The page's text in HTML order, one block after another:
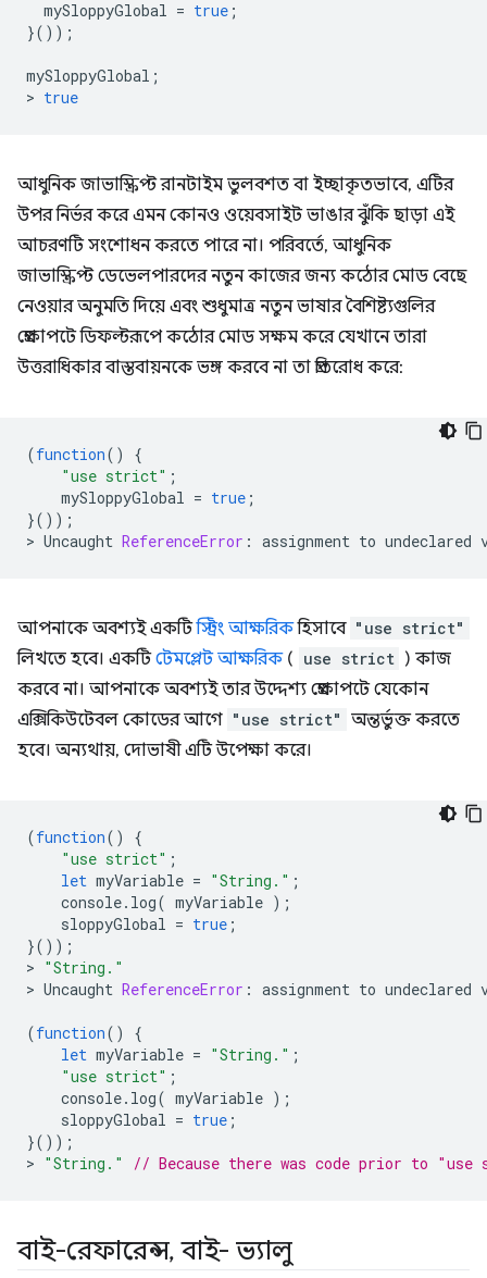
mySloppyGlobal = true ;
}());
mySloppyGlobal ;
> true
আধুনিক জাভাস্ক্রিপ্ট রানটাইম ভুলবশত বা ইচ্ছাকৃতভাবে, এটির
উপর নির্ভর করে এমন কোনও ওয়েবসাইট ভাঙার ঝুঁকি ছাড়া এই
আচরণটি সংশোধন করতে পারে না। পরিবর্তে, আধুনিক
জাভাস্ক্রিপ্ট ডেভেলপারদের নতুন কাজের জন্য কঠোর মোড বেছে
নেওয়ার অনুমতি দিয়ে এবং শুধুমাত্র নতুন ভাষার বৈশিষ্ট্যগুলির
প্রেক্ষাপটে ডিফল্টরূপে কঠোর মোড সক্ষম করে যেখানে তারা
উত্তরাধিকার বাস্তবায়নকে ভঙ্গ করবে না তা প্রতিরোধ করে:
(function()
{
"use strict" ;
mySloppyGlobal = true ;
}());
> Uncaught ReferenceError : assignment to undeclared
আপনাকে অবশ্যই একটিস্ট্রিং আক্ষরিকহিসাবে "use strict"
লিখতে হবে। একটিটেমপ্লেট আক্ষরিক( use strict ) কাজ
করবে না। আপনাকে অবশ্যই তার উদ্দেশ্য প্রেক্ষাপটে যেকোন
এক্সিকিউটেবল কোডের আগে "use strict" অন্তর্ভুক্ত করতে
হবে। অন্যথায়, দোভাষী এটি উপেক্ষা করে।
(function()
{
"use strict" ;
let myVariable = "String." ;
console. log( myVariable );
sloppyGlobal = true ;
}());
> "String."
> Uncaught ReferenceError : assignment to undeclared
(function()
{
let myVariable = "String." ;
"use strict" ;
console. log( myVariable );
sloppyGlobal = true ;
}());
> "String." // Because there was code prior to
বাই-রেফারেন্স, বাই- ভ্যালু